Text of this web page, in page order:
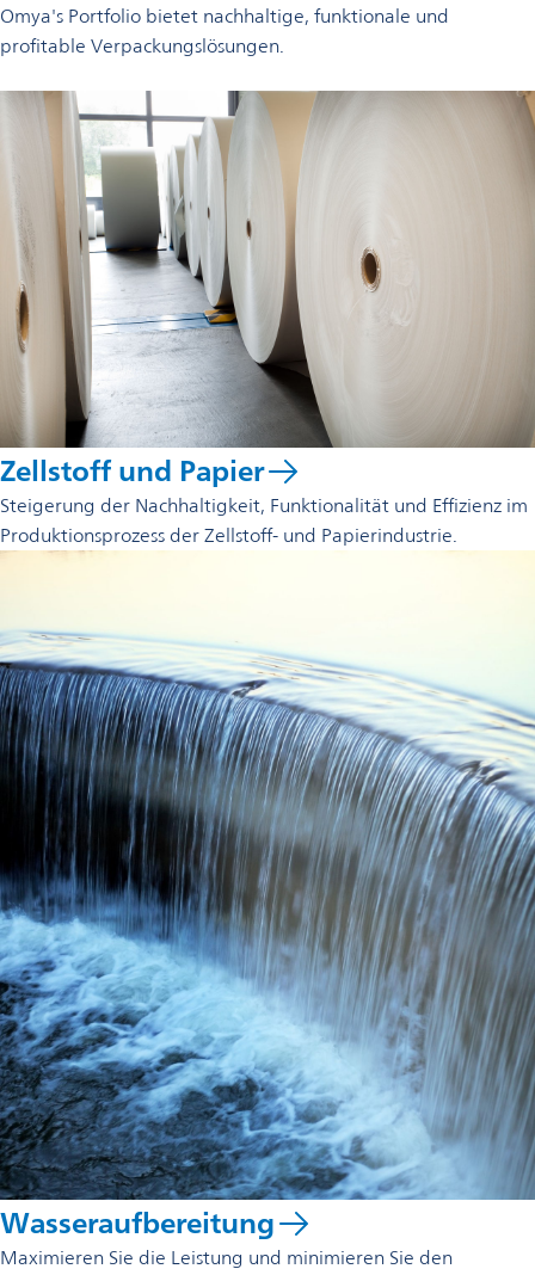
Omya's Portfolio bietet nachhaltige, funktionale und
profitable Verpackungslösungen.
Zellstoff und Papier
Steigerung der Nachhaltigkeit, Funktionalität und Effizienz im
Produktionsprozess der Zellstoff- und Papierindustrie.
Wasseraufbereitung
Maximieren Sie die Leistung und minimieren Sie den